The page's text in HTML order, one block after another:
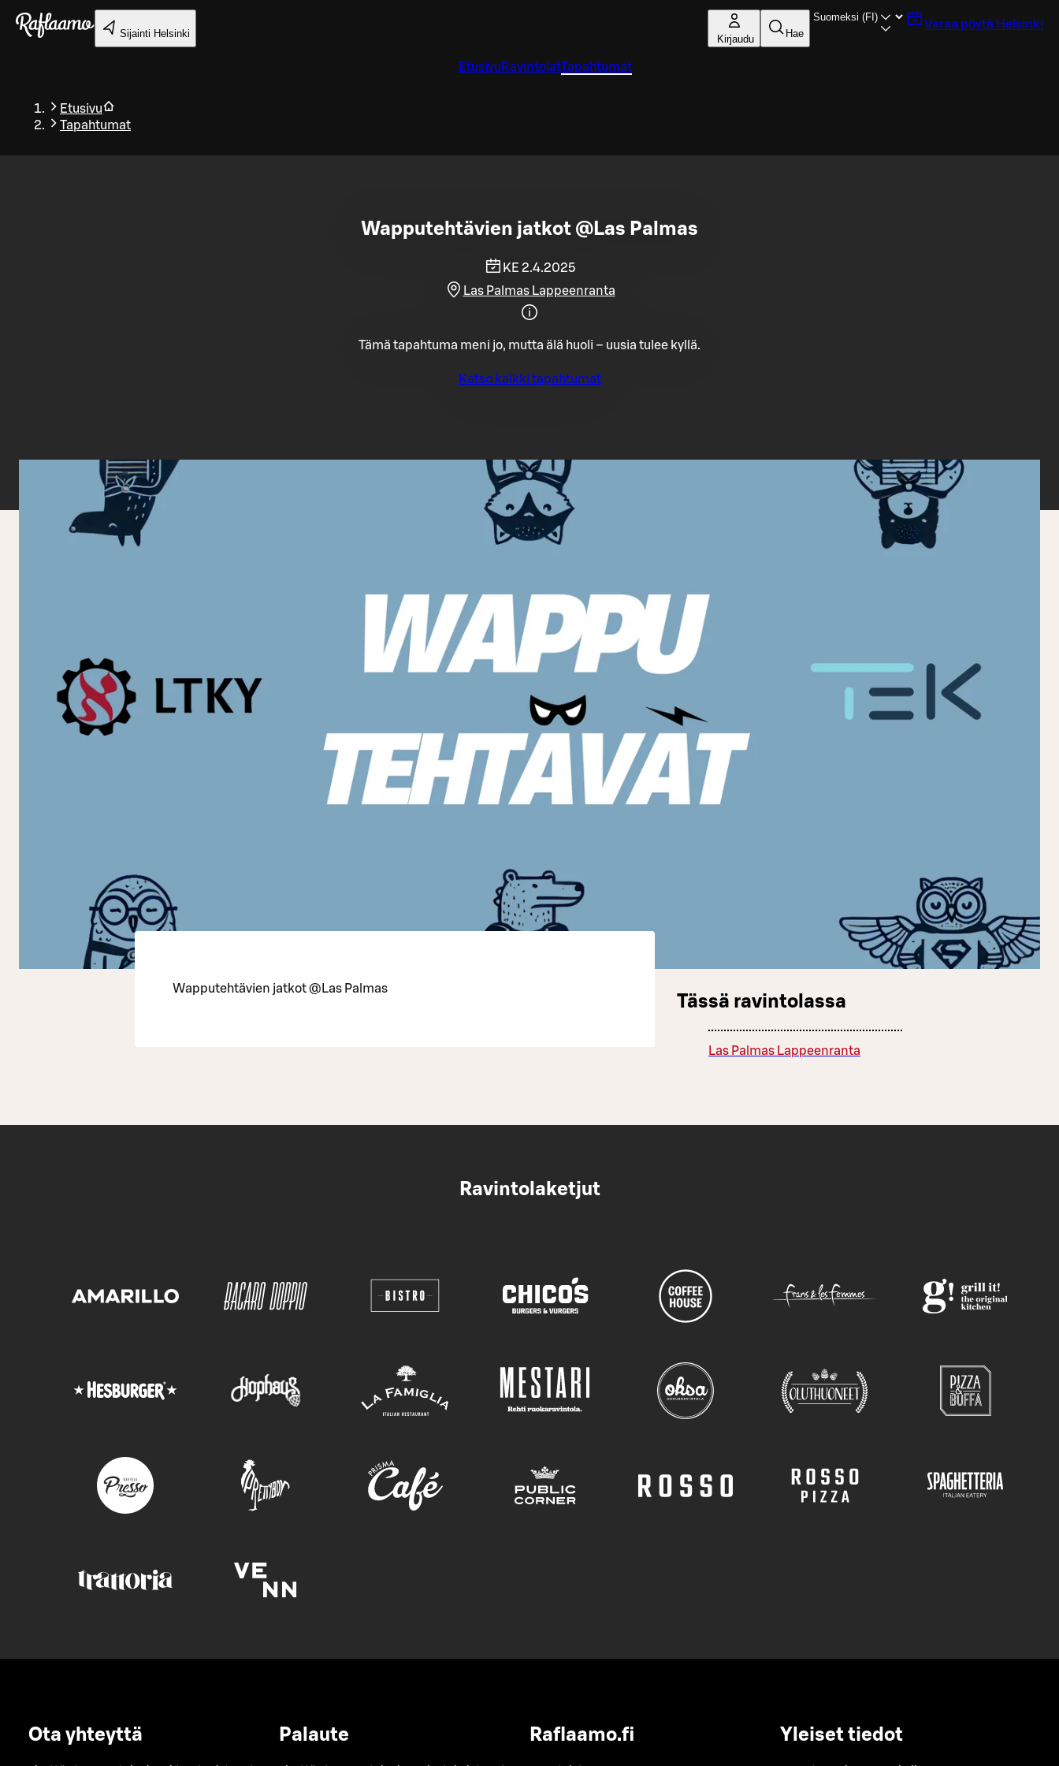
Siirry pääsisältöön
Sijainti Helsinki Kirjaudu Hae
Varaa pöytä Helsinki
Etusivu RavintolatTapahtumat
Etusivu
Tapahtumat
Takaisin
Wapputehtävien jatkot @Las Palmas
KE 2.4.2025
Las Palmas Lappeenranta
Tämä tapahtuma meni jo, mutta älä huoli – uusia tulee kyllä.
Katso kaikki tapahtumat
Wapputehtävien jatkot @Las Palmas
Tässä ravintolassa
Las Palmas Lappeenranta
Ravintolaketjut
Ota yhteyttä Palaute Raflaamo.fi Yleiset tiedot